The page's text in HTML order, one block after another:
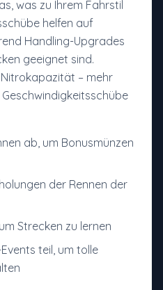
was zu Ihrem Fahrstil
helfen auf
Handling-Upgrades
geeignet sind.
– mehr
ab, um Bonusmünzen
der Rennen der
Strecken zu lernen
teil, um tolle